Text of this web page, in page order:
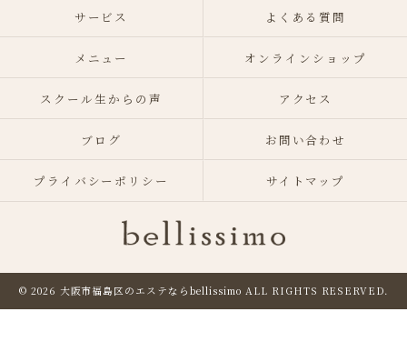
サービス よくある質問
メニュー オンラインショップ
スクール生からの声 アクセス
ブログ お問い合わせ
プライバシーポリシー サイトマップ
© 2026 大阪市福島区のエステならbellissimo ALL RIGHTS RESERVED.